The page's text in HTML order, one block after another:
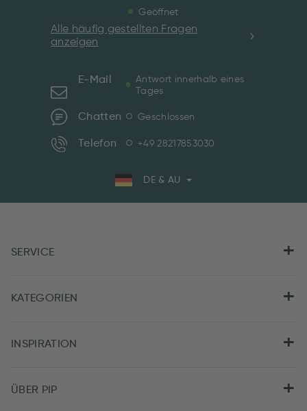
Geöffnet
Alle häufig gestellten Fragen
anzeigen
E-Mail
Antwort innerhalb eines
Tages
Chatten Geschlossen
Telefon +49 28217853030
DE & AU
SERVICE
KATEGORIEN
INSPIRATION
ÜBER PIP